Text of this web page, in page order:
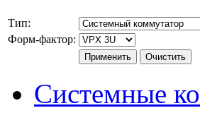
Тип:
Форм-фактор:
Системные